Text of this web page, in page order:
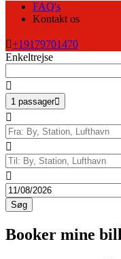
FAQ's
Kontakt os
+19179701470
Enkeltrejse

1 passager



Søg
Booker mine